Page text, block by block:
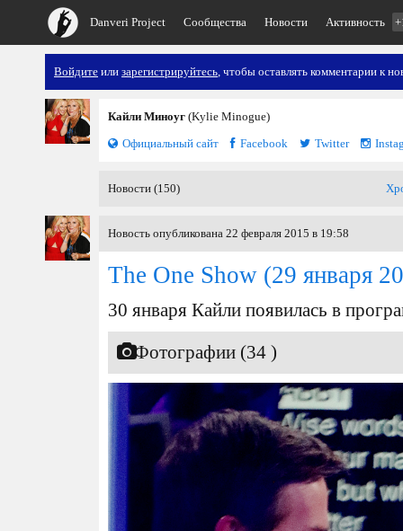
Danveri Project Сообщества Новости Активность
Войдите или зарегистрируйтесь, чтобы оставлять комментарии к
Кайли Миноуг (Kylie Minogue)
Официальный сайт
Facebook Twitter
Новости (150)
Новость опубликована 22 февраля 2015 в 19:58
The One Show (29 января
30 января Кайли появилась в
Фотографии (34 )